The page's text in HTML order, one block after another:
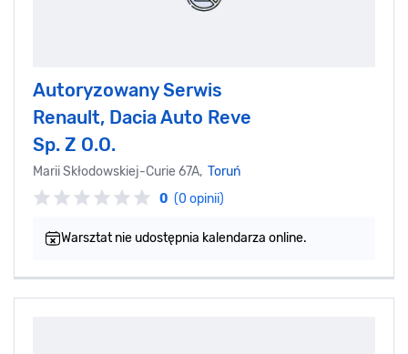
Autoryzowany Serwis
Renault, Dacia Auto Reve
Sp. Z O.O.
Marii Skłodowskiej-Curie 67A, Toruń
0 (0 opinii)
Warsztat nie udostępnia kalendarza online.